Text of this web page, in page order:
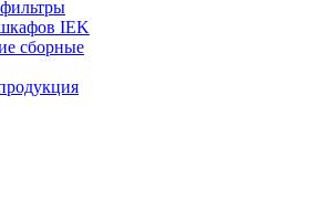
IEK
сборные